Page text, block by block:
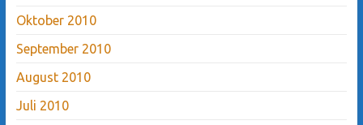
Oktober 2010
September 2010
August 2010
Juli 2010